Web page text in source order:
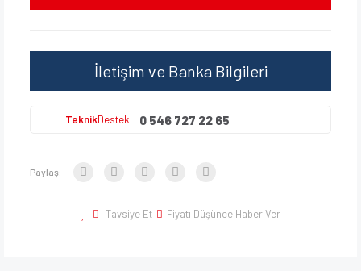
İletişim ve Banka Bilgileri
TeknikDestek 0 546 727 22 65
Paylaş:
Tavsiye Et Fiyatı Düşünce Haber Ver